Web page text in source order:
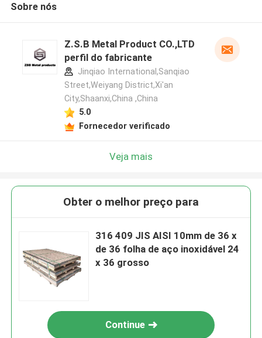
Sobre nós
Z.S.B Metal Product CO.,LTD
perfil do fabricante
Jinqiao International,Sanqiao
Street,Weiyang District,Xi'an
City,Shaanxi,China ,China
5.0
Fornecedor verificado
Veja mais
Obter o melhor preço para
316 409 JIS AISI 10mm de 36 x
de 36 folha de aço inoxidável 24
x 36 grosso
Continue